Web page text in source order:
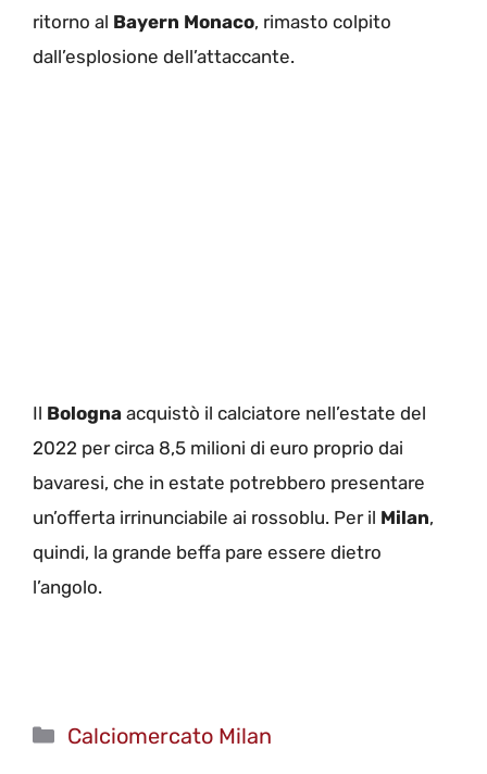
ritorno al Bayern Monaco, rimasto colpito
dall’esplosione dell’attaccante.
Il Bologna acquistò il calciatore nell’estate del
2022 per circa 8,5 milioni di euro proprio dai
bavaresi, che in estate potrebbero presentare
un’offerta irrinunciabile ai rossoblu. Per il Milan,
quindi, la grande beffa pare essere dietro
l’angolo.
Categorie
Calciomercato Milan